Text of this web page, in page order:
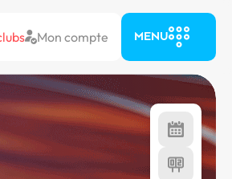
Mon compte MENU